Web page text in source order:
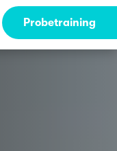
Probetraining
Südwest